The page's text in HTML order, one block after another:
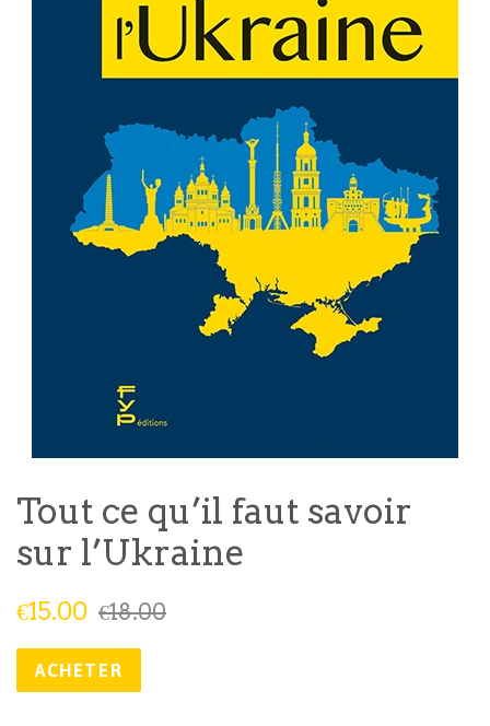
Tout ce qu’il faut savoir
sur l’Ukraine
Prix
€15.00 Prix
€18.00
ACHETER